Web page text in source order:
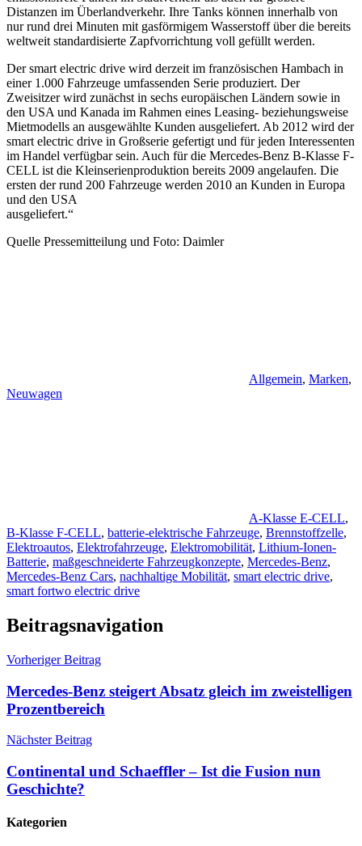
Distanzen im Überlandverkehr. Ihre Tanks können innerhalb von
nur rund drei Minuten mit gasförmigem Wasserstoff über die bereits
weltweit standardisierte Zapfvorrichtung voll gefüllt werden.
Der smart electric drive wird derzeit im französischen Hambach in
einer 1.000 Fahrzeuge umfassenden Serie produziert. Der
Zweisitzer wird zunächst in sechs europäischen Ländern sowie in
den USA und Kanada im Rahmen eines Leasing- beziehungsweise
Mietmodells an ausgewählte Kunden ausgeliefert. Ab 2012 wird der
smart electric drive in Großserie gefertigt und für jeden Interessenten
im Handel verfügbar sein. Auch für die Mercedes-Benz B-Klasse F-
CELL ist die Kleinserienproduktion bereits 2009 angelaufen. Die
ersten der rund 200 Fahrzeuge werden 2010 an Kunden in Europa
und den USA
ausgeliefert.“
Quelle Pressemitteilung und Foto: Daimler
Allgemein, Marken,
Neuwagen
A-Klasse E-CELL,
B-Klasse F-CELL, batterie-elektrische Fahrzeuge, Brennstoffzelle,
Elektroautos, Elektrofahrzeuge, Elektromobilität, Lithium-Ionen-
Batterie, maßgeschneiderte Fahrzeugkonzepte, Mercedes-Benz,
Mercedes-Benz Cars, nachhaltige Mobilität, smart electric drive,
smart fortwo electric drive
Beitragsnavigation
Vorheriger Beitrag
Mercedes-Benz steigert Absatz gleich im zweistelligen
Prozentbereich
Nächster Beitrag
Continental und Schaeffler – Ist die Fusion nun
Geschichte?
Kategorien